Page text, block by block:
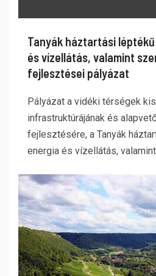
Tanyák háztartási
és vízellátás, valamint
fejlesztései pályázat
Pályázat a vidéki térségek
infrastruktúrájának és
fejlesztésére, a Tanyák
energia és vízellátás,